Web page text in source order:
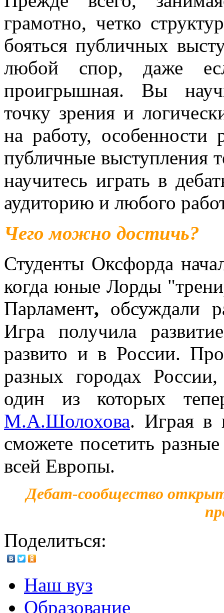
грамотно, четко
бояться публичных
любой спор, даже
проигрышная. Вы
точку зрения и
на работу, особенности
публичные выступления
научитесь играть в
аудиторию и любого
Чего можно достичь?
Студенты Оксфорда
когда юные Лорды
Парламент, обсуждали
Игра получила
развито и в России.
разных городах
один из которых
М.А.Шолохова. Играя в
сможете посетить
всей Европы.
Дебат-сообщество
Поделиться:
Наш вуз
Образование